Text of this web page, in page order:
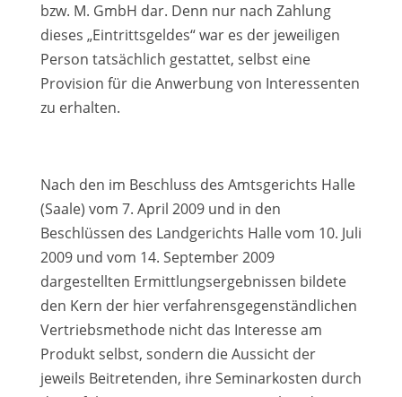
bzw. M. GmbH dar. Denn nur nach Zahlung
dieses „Eintrittsgeldes“ war es der jeweiligen
Person tatsächlich gestattet, selbst eine
Provision für die Anwerbung von Interessenten
zu erhalten.
Nach den im Beschluss des Amtsgerichts Halle
(Saale) vom 7. April 2009 und in den
Beschlüssen des Landgerichts Halle vom 10. Juli
2009 und vom 14. September 2009
dargestellten Ermittlungsergebnissen bildete
den Kern der hier verfahrensgegenständlichen
Vertriebsmethode nicht das Interesse am
Produkt selbst, sondern die Aussicht der
jeweils Beitretenden, ihre Seminarkosten durch